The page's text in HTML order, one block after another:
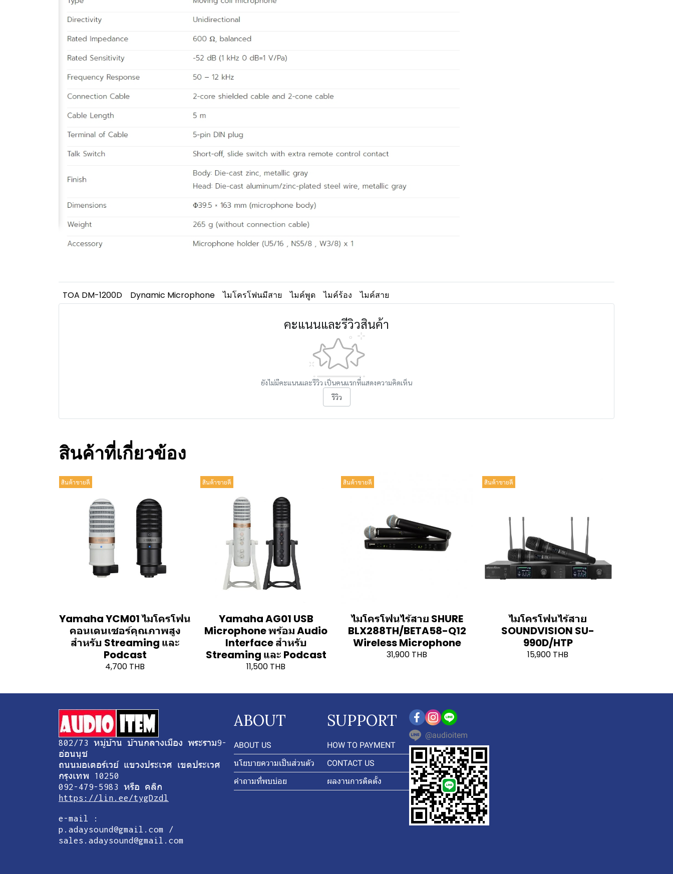
TOA DM-1200D Dynamic Microphone ไมโครโฟนมีสาย ไมค์พูด ไมค์ร้อง ไมค์สาย
คะแนนและรีวิวสินค้า
ยังไม่มีคะแนนและรีวิว เป็นคนแรกที่แสดงความคิดเห็น
รีวิว
สินค้าที่เกี่ยวข้อง
สินค้าขายดี
Yamaha YCM01 ไมโครโฟน
คอนเดนเซอร์คุณภาพสูง
สำหรับ Streaming และ
Podcast
4,700 THB
สินค้าขายดี
Yamaha AG01 USB
Microphone พร้อม Audio
Interface สำหรับ
Streaming และ Podcast
11,500 THB
สินค้าขายดี
ไมโครโฟนไร้สาย SHURE
BLX288TH/BETA58-Q12
Wireless Microphone
31,900 THB
สินค้าขายดี
ไมโครโฟนไร้สาย
SOUNDVISION SU-
990D/HTP
15,900 THB
802/73 หมู่บ้าน บ้านกลางเมือง พระราม9-
อ่อนนุช
ถนนมอเตอร์เวย์ แขวงประเวศ เขตประเวศ
กรุงเทพ 10250
092-479-5983 หรือ คลิก
https://lin.ee/tygDzdl
e-mail :
p.adaysound@gmail.com /
sales.adaysound@gmail.com
ABOUT
ABOUT US
นโยบายความเป็นส่วนตัว
คำถามที่พบบ่อย
SUPPORT
HOW TO PAYMENT
CONTACT US
ผลงานการติดตั้ง
@audioitem